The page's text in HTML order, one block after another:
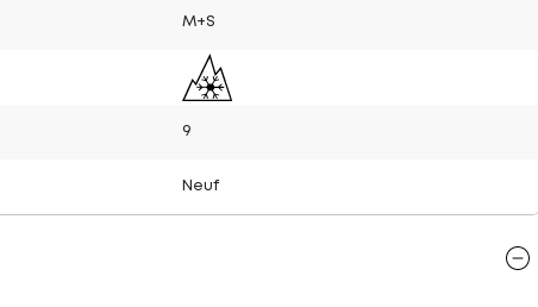
M+S
9
Neuf